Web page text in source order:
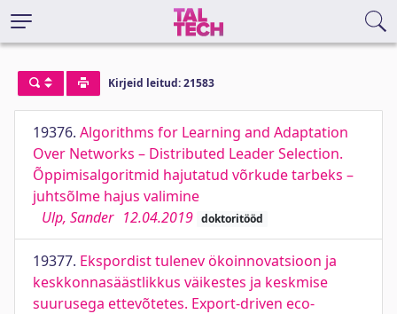
Kirjeid leitud: 21583
19376. Algorithms for Learning and Adaptation
Over Networks – Distributed Leader Selection.
Õppimisalgoritmid hajutatud võrkude tarbeks –
juhtsõlme hajus valimine
Ulp, Sander 12.04.2019 doktoritööd
19377. Ekspordist tulenev ökoinnovatsioon ja
keskkonnasäästlikkus väikestes ja keskmise
suurusega ettevõtetes. Export-driven eco-